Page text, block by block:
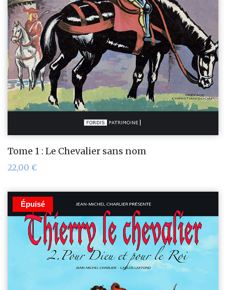
Tome 1 : Le Chevalier sans nom
22,00 €
Épuisé